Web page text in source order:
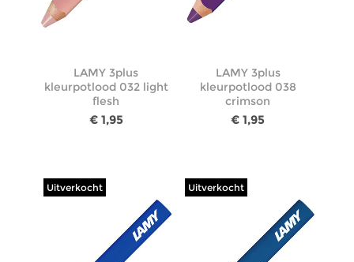
LAMY 3plus
kleurpotlood 032 light
flesh
€ 1,95
LAMY 3plus
kleurpotlood 038
crimson
€ 1,95
Uitverkocht Uitverkocht